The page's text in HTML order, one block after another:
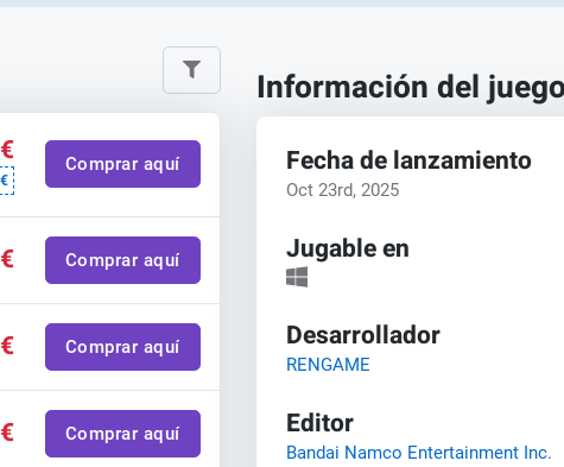
Comprar aquí
Comprar aquí
Comprar aquí
Comprar aquí
Información del juego
Fecha de lanzamiento
Oct 23rd, 2025
Jugable en
Desarrollador
RENGAME
Editor
Bandai Namco Entertainment Inc.